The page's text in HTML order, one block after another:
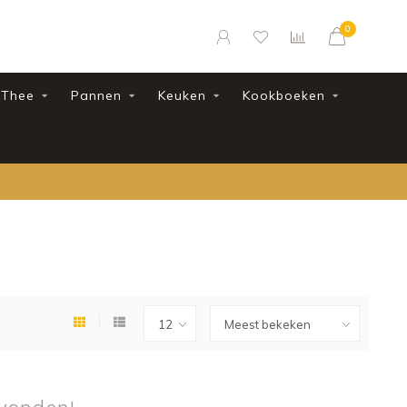
0
Thee Pannen Keuken Kookboeken